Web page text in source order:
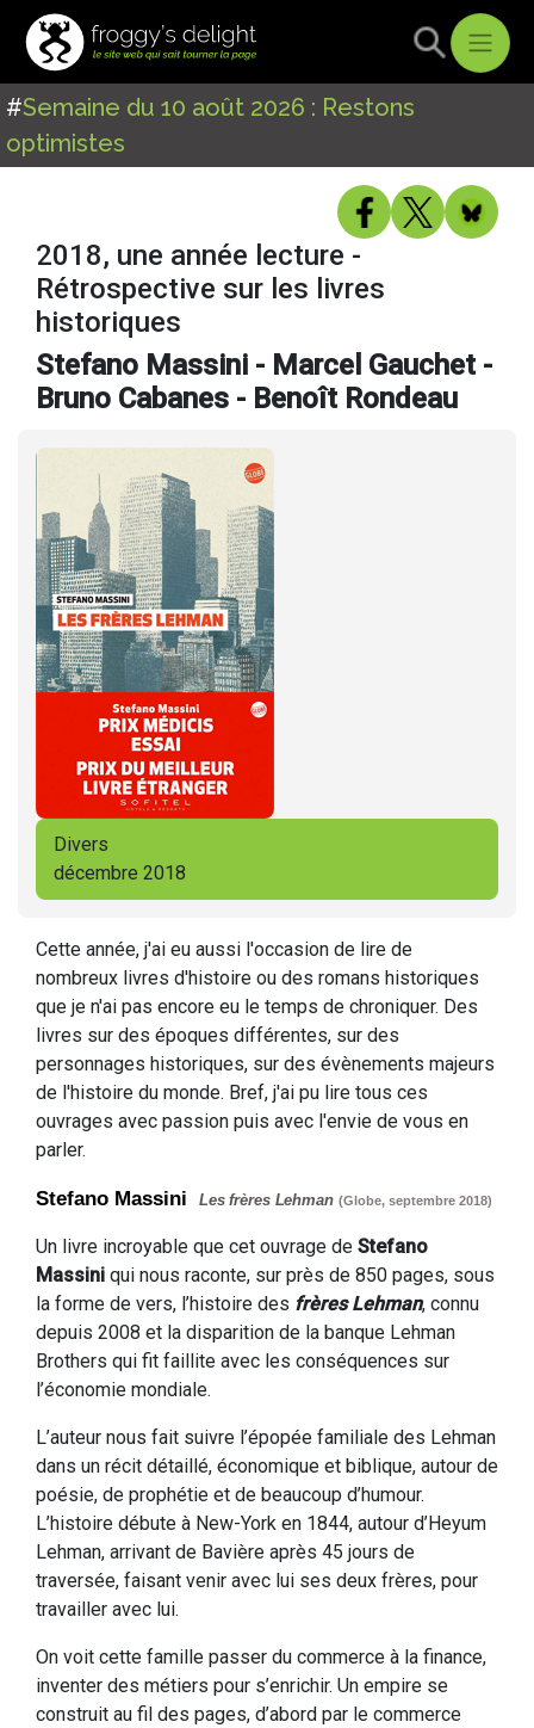
#Semaine du 10 août 2026 : Restons
optimistes
2018, une année lecture -
Rétrospective sur les livres
historiques
Stefano Massini - Marcel Gauchet -
Bruno Cabanes - Benoît Rondeau
Divers
décembre 2018
Cette année, j'ai eu aussi l'occasion de lire de
nombreux livres d'histoire ou des romans historiques
que je n'ai pas encore eu le temps de chroniquer. Des
livres sur des époques différentes, sur des
personnages historiques, sur des évènements majeurs
de l'histoire du monde. Bref, j'ai pu lire tous ces
ouvrages avec passion puis avec l'envie de vous en
parler.
Stefano Massini Les frères Lehman (Globe, septembre 2018)
Un livre incroyable que cet ouvrage de Stefano
Massini qui nous raconte, sur près de 850 pages, sous
la forme de vers, l’histoire des frères Lehman, connu
depuis 2008 et la disparition de la banque Lehman
Brothers qui fit faillite avec les conséquences sur
l’économie mondiale.
L’auteur nous fait suivre l’épopée familiale des Lehman
dans un récit détaillé, économique et biblique, autour de
poésie, de prophétie et de beaucoup d’humour.
L’histoire débute à New-York en 1844, autour d’Heyum
Lehman, arrivant de Bavière après 45 jours de
traversée, faisant venir avec lui ses deux frères, pour
travailler avec lui.
On voit cette famille passer du commerce à la finance,
inventer des métiers pour s’enrichir. Un empire se
construit au fil des pages, d’abord par le commerce